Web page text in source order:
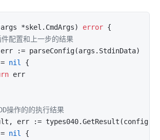
*skel.CmdArgs) error {
配置和上一步的结果
nil
{
err
操作的的执行结果
nil {